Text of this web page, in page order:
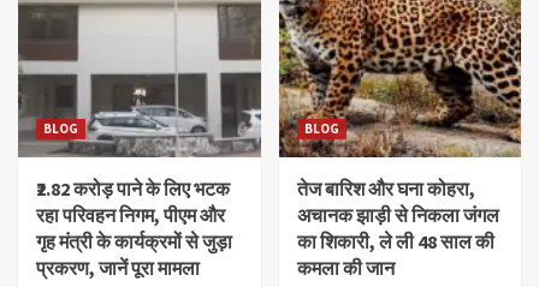
BLOG
₹2.82 करोड़ पाने के लिए भटक
रहा परिवहन निगम, पीएम और
गृह मंत्री के कार्यक्रमों से जुड़ा
प्रकरण, जानें पूरा मामला
BLOG
तेज बारिश और घना कोहरा,
अचानक झाड़ी से निकला जंगल
का शिकारी, ले ली 48 साल की
कमला की जान